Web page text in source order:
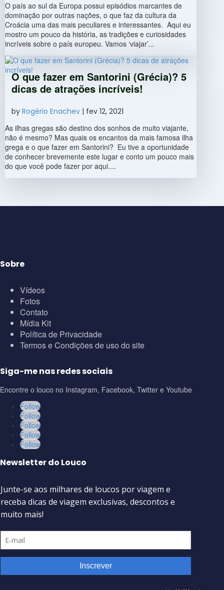
O país ao sul da Europa possui episódios marcantes de
dominação por outras nações, o que faz da cultura da
Croácia uma das mais peculiares e interessantes. Aqui eu
mostro um pouco da história, as tradições e curiosidades
incríveis sobre o país europeu. Vamos ‘viajar’...
O que fazer em Santorini (Grécia)? 5
dicas de atrações incríveis!
by Rogério Enachev | fev 12, 2021
As ilhas gregas são destino dos sonhos de muito viajante,
não é mesmo? Mas quais os encantos da mais famosa ilha
grega e o que fazer em Santorini? Eu tive a oportunidade
de conhecer brevemente este lugar e conto um pouco mais
do que você pode fazer por aqui....
Sobre
Vídeos
Fotos
Contato
Mídia Kit
Política de Privacidade
Termos e Condições de uso do site
Siga-me nas redes sociais
Encontre o louco no Instagram, Facebook, Twitter e Youtube
Follow
Follow
Follow
Follow
Follow
Newsletter do Louco